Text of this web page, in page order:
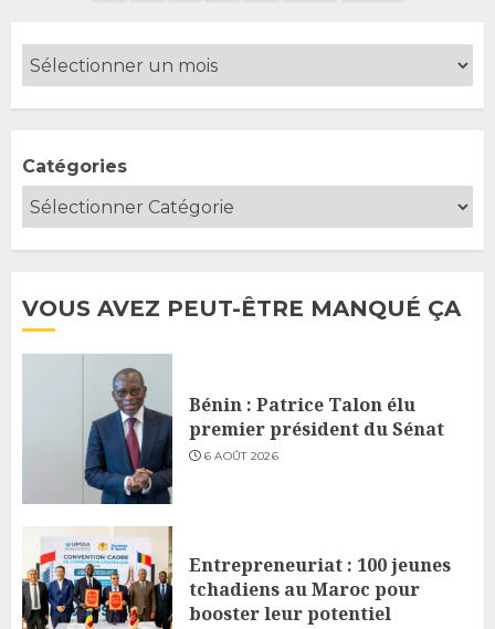
publications
Catégories
VOUS AVEZ PEUT-ÊTRE MANQUÉ ÇA
Bénin : Patrice Talon élu
premier président du Sénat
6 AOÛT 2026
Entrepreneuriat : 100 jeunes
tchadiens au Maroc pour
booster leur potentiel